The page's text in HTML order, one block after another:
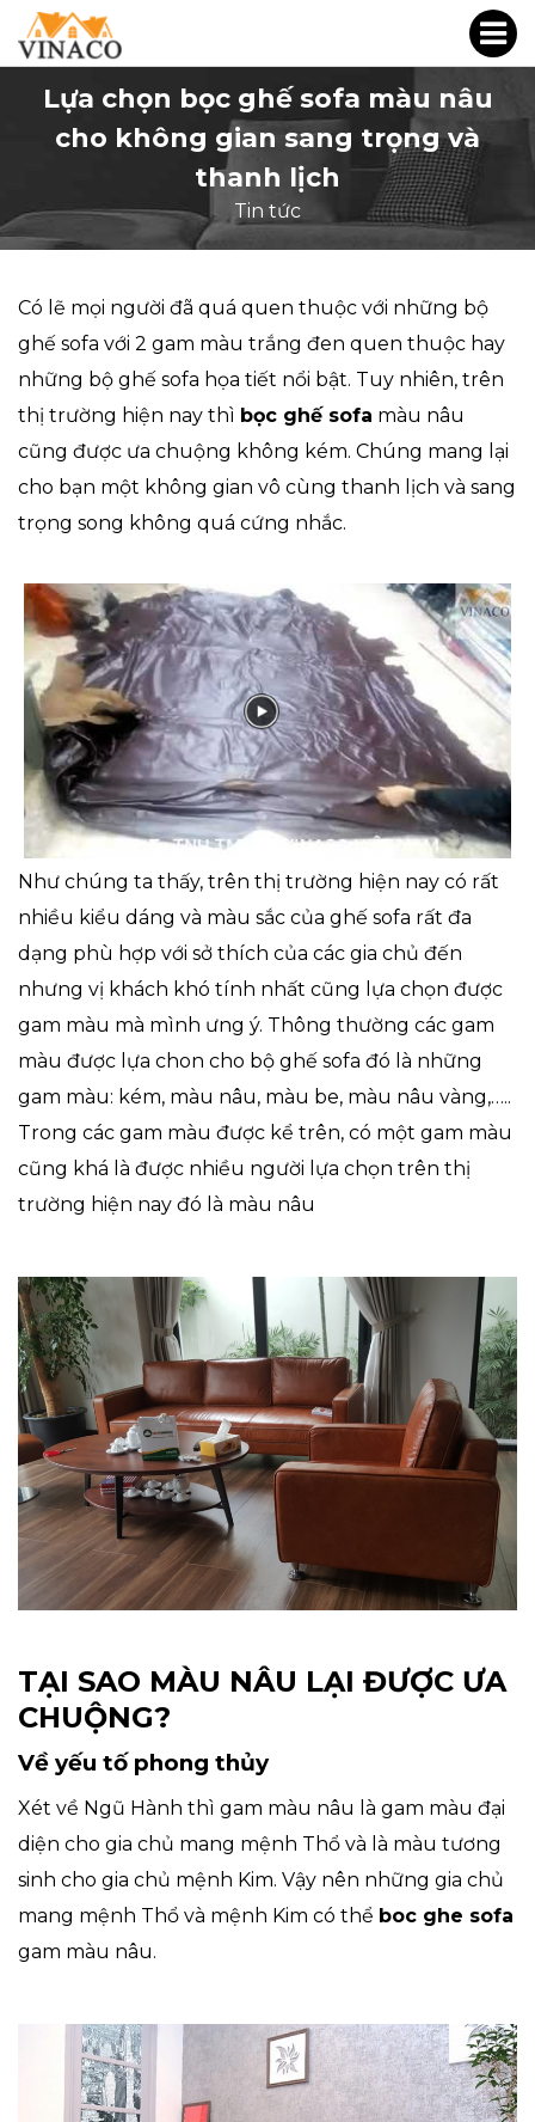
Lựa chọn bọc ghế sofa màu nâu
cho không gian sang trọng và
thanh lịch
Tin tức
Có lẽ mọi người đã quá quen thuộc với những bộ
ghế sofa với 2 gam màu trắng đen quen thuộc hay
những bộ ghế sofa họa tiết nổi bật. Tuy nhiên, trên
thị trường hiện nay thì bọc ghế sofa màu nâu
cũng được ưa chuộng không kém. Chúng mang lại
cho bạn một không gian vô cùng thanh lịch và sang
trọng song không quá cứng nhắc.
Như chúng ta thấy, trên thị trường hiện nay có rất
nhiều kiểu dáng và màu sắc của ghế sofa rất đa
dạng phù hợp với sở thích của các gia chủ đến
nhưng vị khách khó tính nhất cũng lựa chọn được
gam màu mà mình ưng ý. Thông thường các gam
màu được lựa chon cho bộ ghế sofa đó là những
gam màu: kém, màu nâu, màu be, màu nâu vàng,…..
Trong các gam màu được kể trên, có một gam màu
cũng khá là được nhiều người lựa chọn trên thị
trường hiện nay đó là màu nâu
TẠI SAO MÀU NÂU LẠI ĐƯỢC ƯA
CHUỘNG?
Về yếu tố phong thủy
Xét về Ngũ Hành thì gam màu nâu là gam màu đại
diện cho gia chủ mang mệnh Thổ và là màu tương
sinh cho gia chủ mệnh Kim. Vậy nên những gia chủ
mang mệnh Thổ và mệnh Kim có thể boc ghe sofa
gam màu nâu.